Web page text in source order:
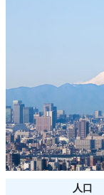
人口